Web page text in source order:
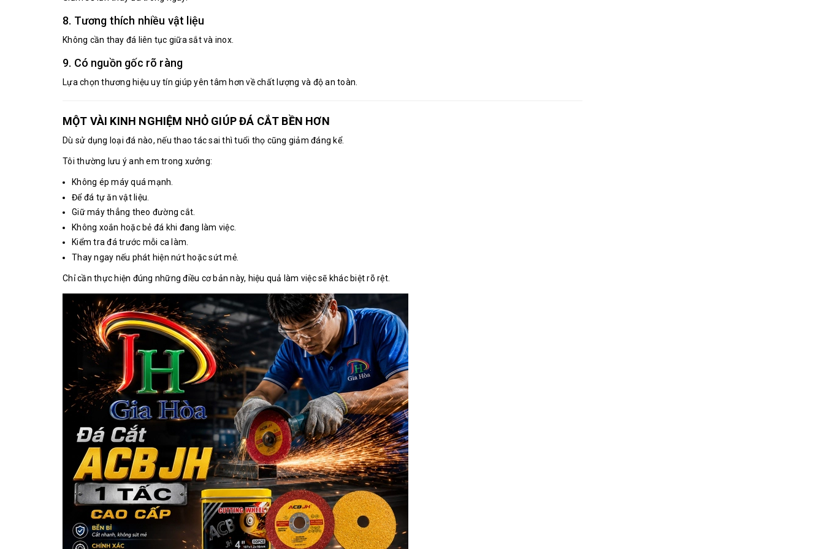
8. Tương thích nhiều vật liệu
Không cần thay đá liên tục giữa sắt và inox.
9. Có nguồn gốc rõ ràng
Lựa chọn thương hiệu uy tín giúp yên tâm hơn về chất lượng và độ an toàn.
MỘT VÀI KINH NGHIỆM NHỎ GIÚP ĐÁ CẮT BỀN HƠN
Dù sử dụng loại đá nào, nếu thao tác sai thì tuổi thọ cũng giảm đáng kể.
Tôi thường lưu ý anh em trong xưởng:
Không ép máy quá mạnh.
Để đá tự ăn vật liệu.
Giữ máy thẳng theo đường cắt.
Không xoắn hoặc bẻ đá khi đang làm việc.
Kiểm tra đá trước mỗi ca làm.
Thay ngay nếu phát hiện nứt hoặc sứt mẻ.
Chỉ cần thực hiện đúng những điều cơ bản này, hiệu quả làm việc sẽ khác biệt rõ rệt.